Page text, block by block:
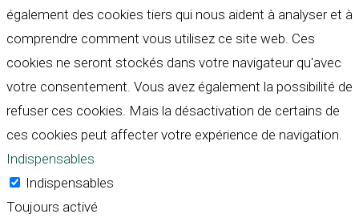
également des cookies tiers qui nous aident à analyser et à
comprendre comment vous utilisez ce site web. Ces
cookies ne seront stockés dans votre navigateur qu'avec
votre consentement. Vous avez également la possibilité de
refuser ces cookies. Mais la désactivation de certains de
ces cookies peut affecter votre expérience de navigation.
Indispensables
Indispensables
Toujours activé